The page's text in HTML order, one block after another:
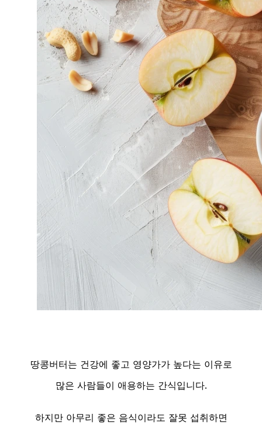
땅콩버터는 건강에 좋고 영양가가 높다는 이유로
많은 사람들이 애용하는 간식입니다.
하지만 아무리 좋은 음식이라도 잘못 섭취하면